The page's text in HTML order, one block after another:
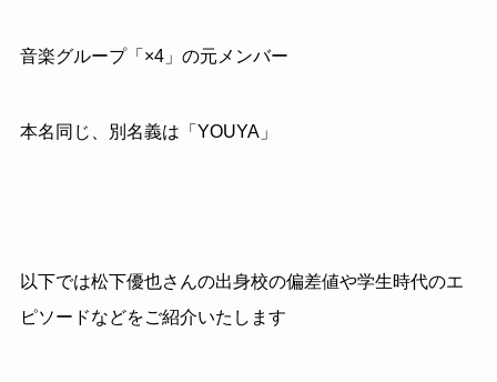
音楽グループ「×4」の元メンバー
本名同じ、別名義は「YOUYA」
以下では松下優也さんの出身校の偏差値や学生時代のエ
ピソードなどをご紹介いたします